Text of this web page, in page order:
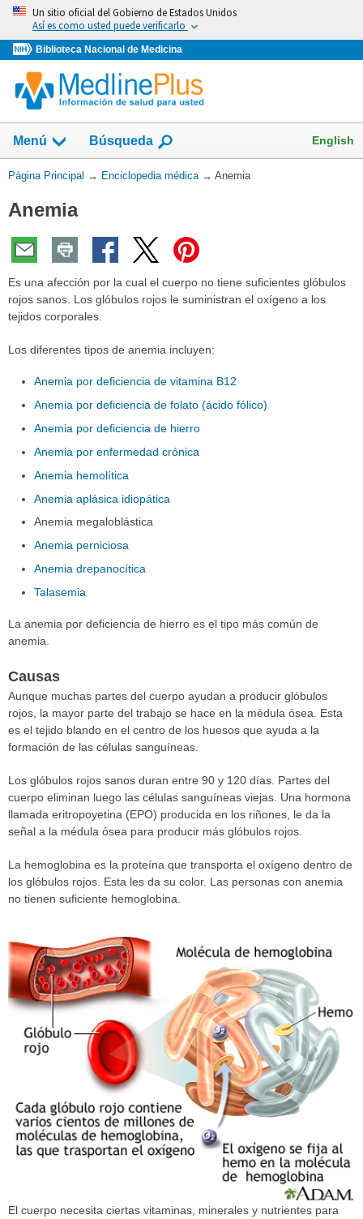
Omita
vaya
al
Contenido
Un sitio oficial del Gobierno de Estados Unidos
Así es como usted puede verificarlo
Biblioteca Nacional de Medicina
Menú Búsqueda English
Usted
aquí:
Página Principal → Enciclopedia médica → Anemia
Anemia
Es una afección por la cual el cuerpo no tiene suficientes glóbulos
rojos sanos. Los glóbulos rojos le suministran el oxígeno a los
tejidos corporales.
Los diferentes tipos de anemia incluyen:
Anemia por deficiencia de vitamina B12
Anemia por deficiencia de folato (ácido fólico)
Anemia por deficiencia de hierro
Anemia por enfermedad crónica
Anemia hemolítica
Anemia aplásica idiopática
Anemia megaloblástica
Anemia perniciosa
Anemia drepanocítica
Talasemia
La anemia por deficiencia de hierro es el tipo más común de
anemia.
Causas
Aunque muchas partes del cuerpo ayudan a producir glóbulos
rojos, la mayor parte del trabajo se hace en la médula ósea. Esta
es el tejido blando en el centro de los huesos que ayuda a la
formación de las células sanguíneas.
Los glóbulos rojos sanos duran entre 90 y 120 días. Partes del
cuerpo eliminan luego las células sanguíneas viejas. Una hormona
llamada eritropoyetina (EPO) producida en los riñones, le da la
señal a la médula ósea para producir más glóbulos rojos.
La hemoglobina es la proteína que transporta el oxígeno dentro de
los glóbulos rojos. Esta les da su color. Las personas con anemia
no tienen suficiente hemoglobina.
El cuerpo necesita ciertas vitaminas, minerales y nutrientes para